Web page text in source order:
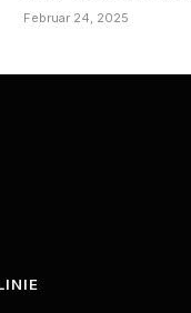
Februar 24, 2025